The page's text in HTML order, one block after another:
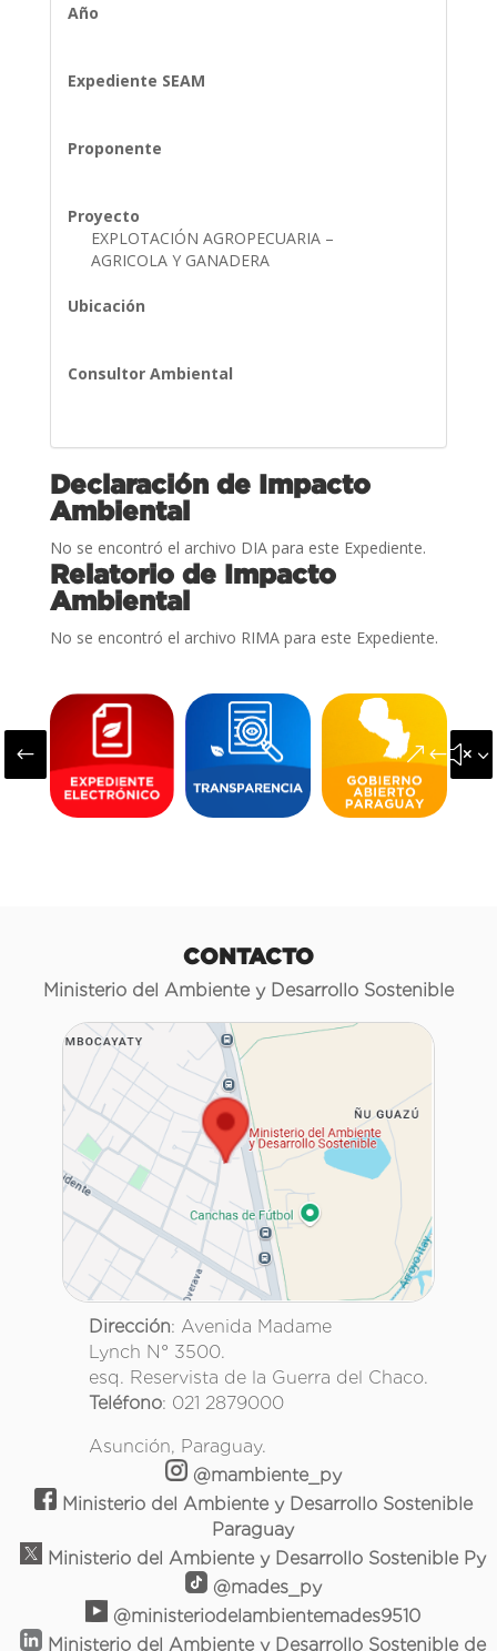
Año
Expediente SEAM
Proponente
Proyecto
EXPLOTACIÓN AGROPECUARIA –
AGRICOLA Y GANADERA
Ubicación
Consultor Ambiental
Declaración de Impacto
Ambiental
No se encontró el archivo DIA para este Expediente.
Relatorio de Impacto
Ambiental
No se encontró el archivo RIMA para este Expediente.
#
CONTACTO
Ministerio del Ambiente y Desarrollo Sostenible
Dirección: Avenida Madame
Lynch N° 3500.
esq. Reservista de la Guerra del Chaco.
Teléfono: 021 2879000
Asunción, Paraguay.
@mambiente_py
Ministerio del Ambiente y Desarrollo Sostenible
Paraguay
Ministerio del Ambiente y Desarrollo Sostenible Py
@mades_py
@ministeriodelambientemades9510
Ministerio del Ambiente y Desarrollo Sostenible de